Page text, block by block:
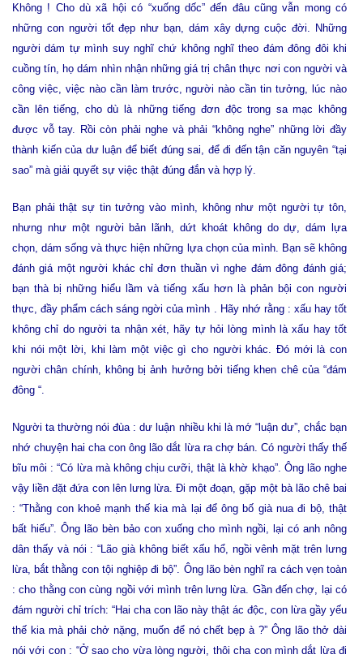
Không ! Cho dù xã hội có “xuống dốc” đến đâu cũng vẫn mong có
những con người tốt đẹp như bạn, dám xây dựng cuộc đời. Những
người dám tự mình suy nghĩ chứ không nghĩ theo đám đông đôi khi
cuồng tín, họ dám nhìn nhận những giá trị chân thực nơi con người và
công việc, việc nào cần làm trước, người nào cần tin tưởng, lúc nào
cần lên tiếng, cho dù là những tiếng đơn độc trong sa mạc không
được vỗ tay. Rồi còn phải nghe và phải “không nghe” những lời đầy
thành kiến của dư luận để biết đúng sai, để đi đến tận căn nguyên “tại
sao” mà giải quyết sự việc thật đúng đắn và hợp lý.
Bạn phải thật sự tin tưởng vào mình, không như một người tự tôn,
nhưng như một người bản lãnh, dứt khoát không do dự, dám lựa
chọn, dám sống và thực hiện những lựa chọn của mình. Bạn sẽ không
đánh giá một người khác chỉ đơn thuần vì nghe đám đông đánh giá;
bạn thà bị những hiểu lầm và tiếng xấu hơn là phản bội con người
thực, đầy phẩm cách sáng ngời của mình . Hãy nhớ rằng : xấu hay tốt
không chỉ do người ta nhận xét, hãy tự hỏi lòng mình là xấu hay tốt
khi nói một lời, khi làm một việc gì cho người khác. Đó mới là con
người chân chính, không bị ảnh hưởng bởi tiếng khen chê của “đám
đông “.
Người ta thường nói đùa : dư luận nhiều khi là mớ “luận dư”, chắc bạn
nhớ chuyện hai cha con ông lão dắt lừa ra chợ bán. Có người thấy thế
bĩu môi : “Có lừa mà không chịu cưỡi, thật là khờ khạo”. Ông lão nghe
vậy liền đặt đứa con lên lưng lừa. Đi một đoạn, gặp một bà lão chê bai
: “Thằng con khoẻ mạnh thế kia mà lại để ông bố già nua đi bộ, thật
bất hiếu”. Ông lão bèn bảo con xuống cho mình ngồi, lại có anh nông
dân thấy và nói : “Lão già không biết xấu hổ, ngồi vênh mặt trên lưng
lừa, bắt thằng con tội nghiệp đi bộ”. Ông lão bèn nghĩ ra cách vẹn toàn
: cho thằng con cùng ngồi với mình trên lưng lừa. Gần đến chợ, lại có
đám người chỉ trích: “Hai cha con lão này thật ác độc, con lừa gầy yếu
thế kia mà phải chở nặng, muốn để nó chết bẹp à ?” Ông lão thở dài
nói với con : “Ở sao cho vừa lòng người, thôi cha con mình dắt lừa đi